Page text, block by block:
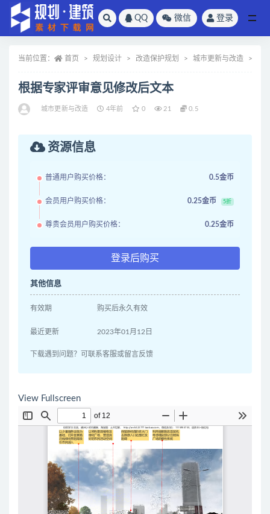
QQ 微信 登录
当前位置： 首页 规划设计 改造保护规划 城市更新与改造
根据专家评审意见修改后文本
城市更新与改造 4年前 0 21 0.5
资源信息
普通用户购买价格： 0.5金币
会员用户购买价格： 0.25金币 5折
尊贵会员用户购买价格： 0.25金币
登录后购买
其他信息
有效期 购买后永久有效
最近更新 2023年01月12日
下载遇到问题？可联系客服或留言反馈
View Fullscreen
全部